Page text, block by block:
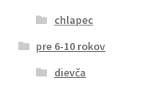
chlapec
pre 6-10 rokov
dievča